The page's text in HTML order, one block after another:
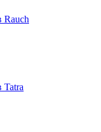
Rauch
Tatra